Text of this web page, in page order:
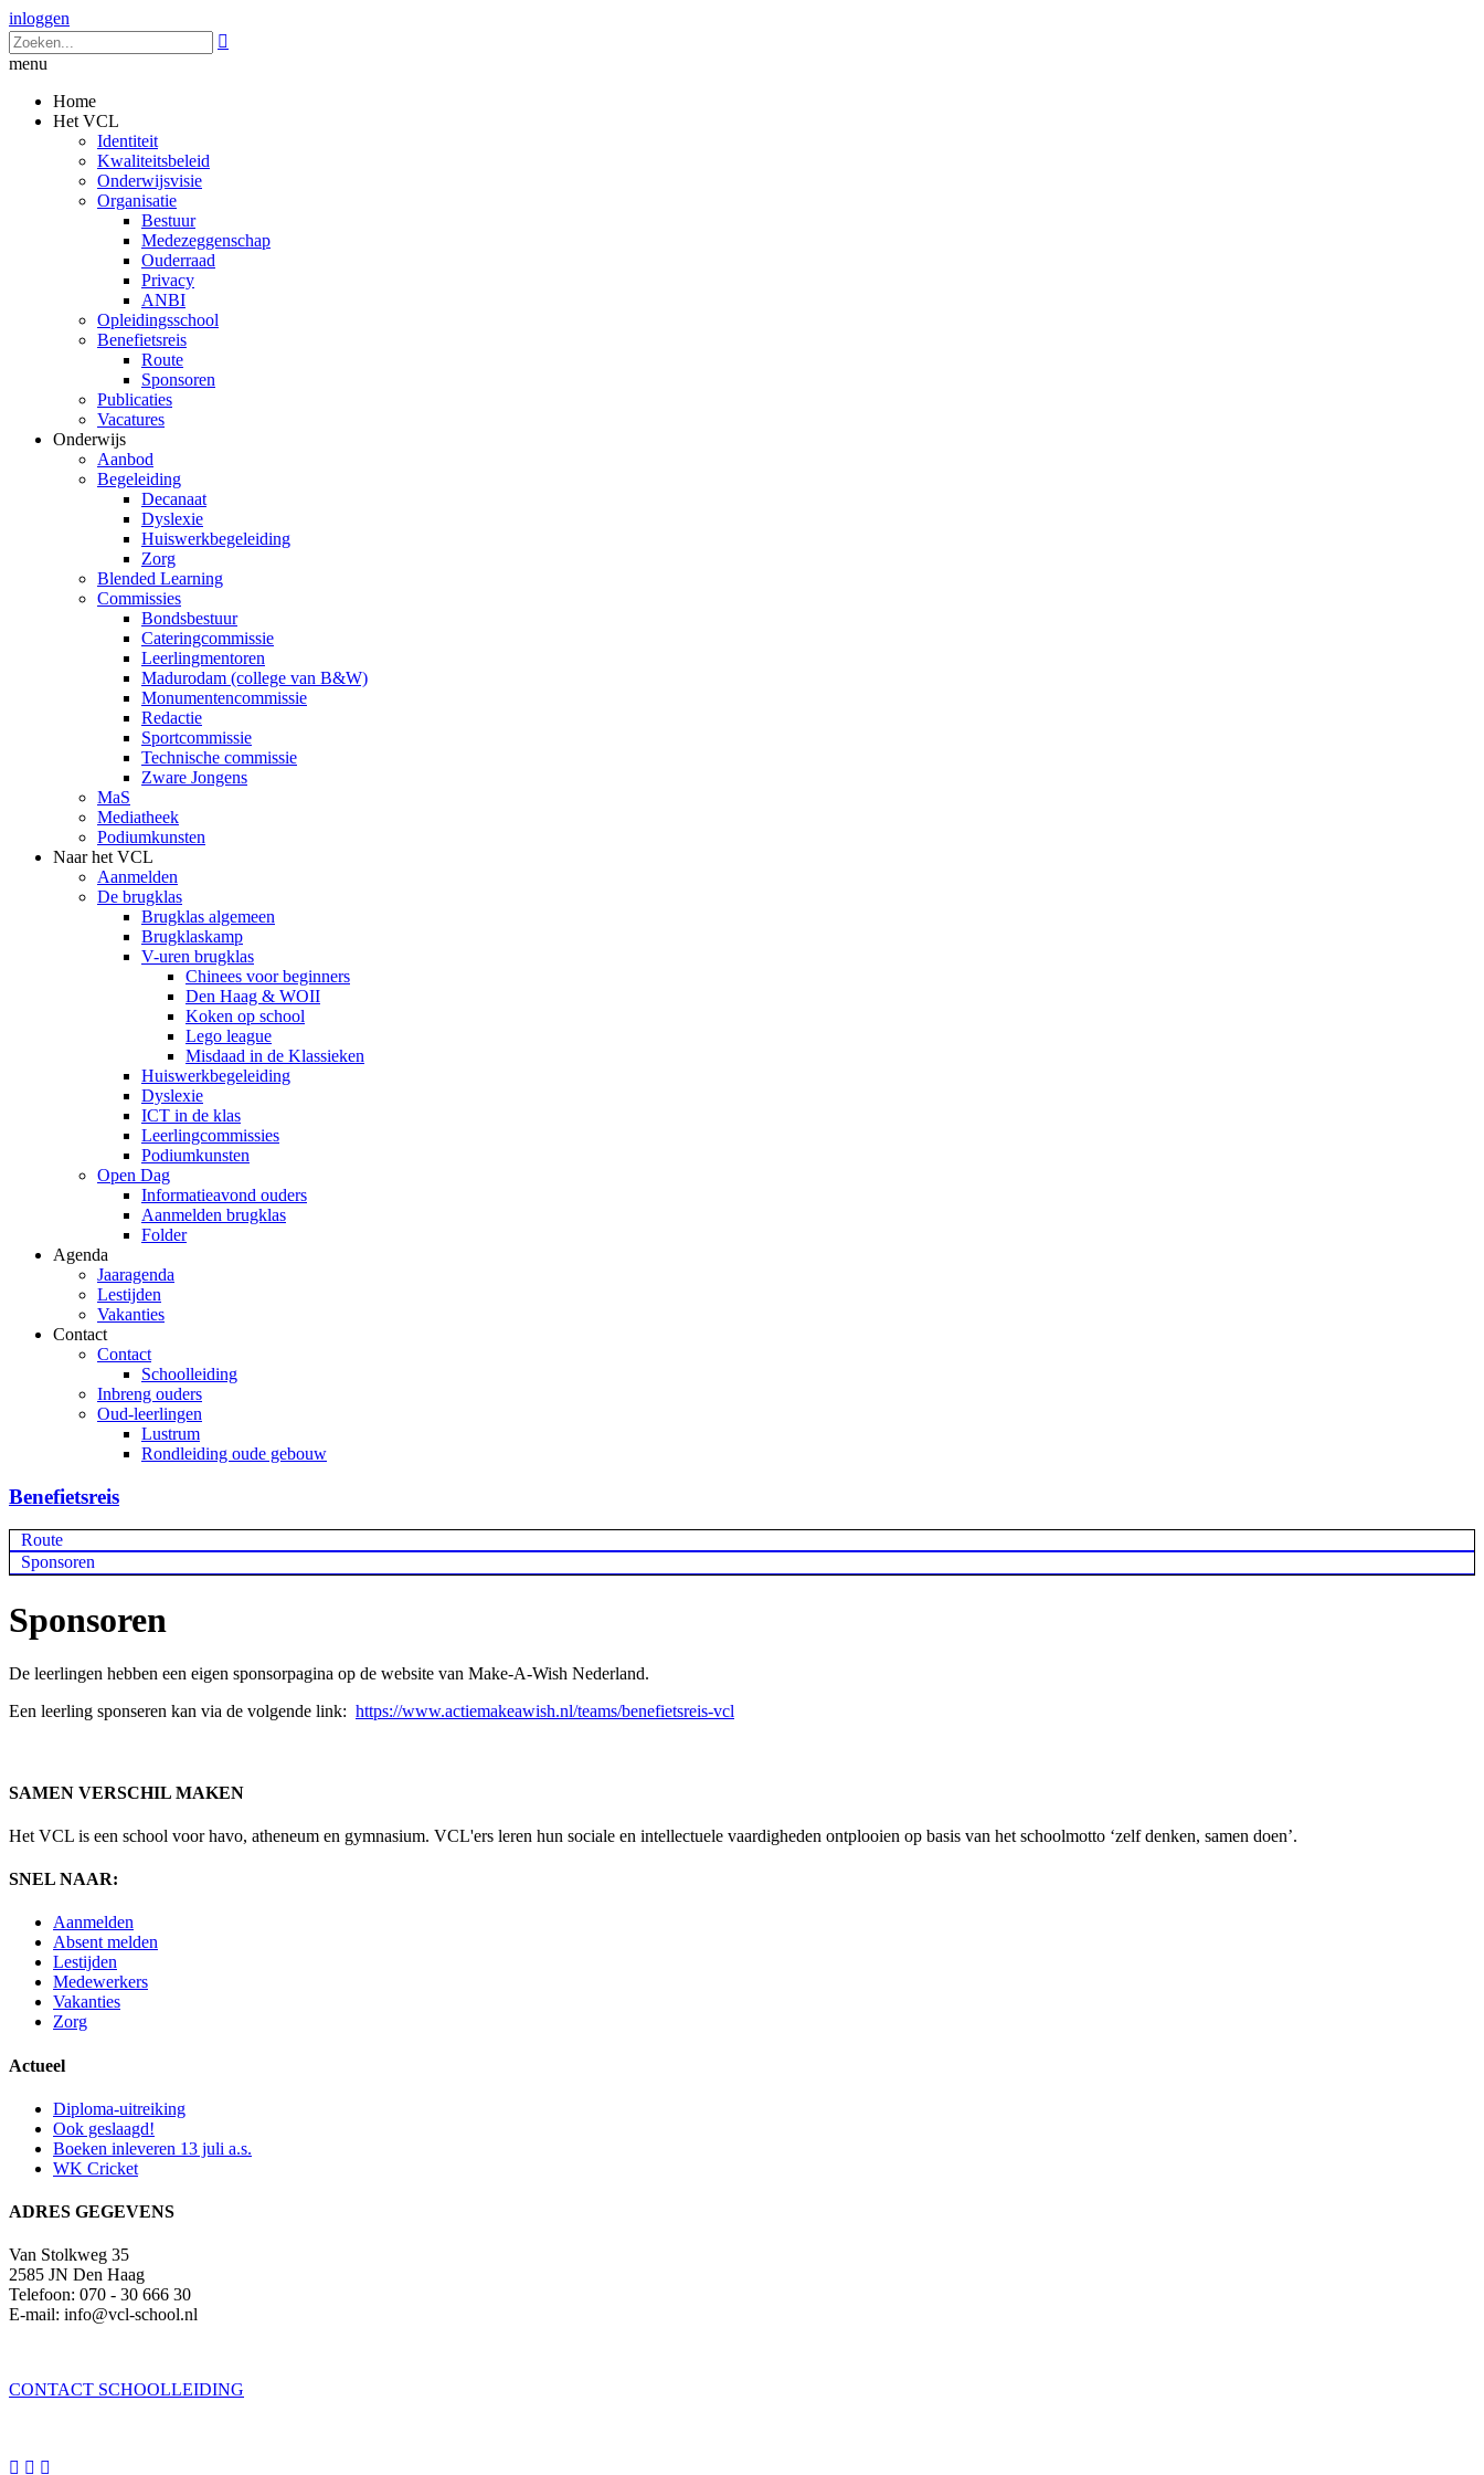
inloggen

menu
Home
Het VCL
Identiteit
Kwaliteitsbeleid
Onderwijsvisie
Organisatie
Bestuur
Medezeggenschap
Ouderraad
Privacy
ANBI
Opleidingsschool
Benefietsreis
Route
Sponsoren
Publicaties
Vacatures
Onderwijs
Aanbod
Begeleiding
Decanaat
Dyslexie
Huiswerkbegeleiding
Zorg
Blended Learning
Commissies
Bondsbestuur
Cateringcommissie
Leerlingmentoren
Madurodam (college van B&W)
Monumentencommissie
Redactie
Sportcommissie
Technische commissie
Zware Jongens
MaS
Mediatheek
Podiumkunsten
Naar het VCL
Aanmelden
De brugklas
Brugklas algemeen
Brugklaskamp
V-uren brugklas
Chinees voor beginners
Den Haag & WOII
Koken op school
Lego league
Misdaad in de Klassieken
Huiswerkbegeleiding
Dyslexie
ICT in de klas
Leerlingcommissies
Podiumkunsten
Open Dag
Informatieavond ouders
Aanmelden brugklas
Folder
Agenda
Jaaragenda
Lestijden
Vakanties
Contact
Contact
Schoolleiding
Inbreng ouders
Oud-leerlingen
Lustrum
Rondleiding oude gebouw
Benefietsreis
Route
Sponsoren
Sponsoren
De leerlingen hebben een eigen sponsorpagina op de website van Make-A-Wish Nederland.
Een leerling sponseren kan via de volgende link: https://www.actiemakeawish.nl/teams/benefietsreis-vcl
SAMEN VERSCHIL MAKEN
Het VCL is een school voor havo, atheneum en gymnasium. VCL'ers leren hun sociale en intellectuele vaardigheden ontplooien op basis van het schoolmotto ‘zelf denken, samen doen’.
SNEL NAAR:
Aanmelden
Absent melden
Lestijden
Medewerkers
Vakanties
Zorg
Actueel
Diploma-uitreiking
Ook geslaagd!
Boeken inleveren 13 juli a.s.
WK Cricket
ADRES GEGEVENS
Van Stolkweg 35
2585 JN Den Haag
Telefoon: 070 - 30 666 30
E-mail: info@vcl-school.nl
CONTACT SCHOOLLEIDING
  